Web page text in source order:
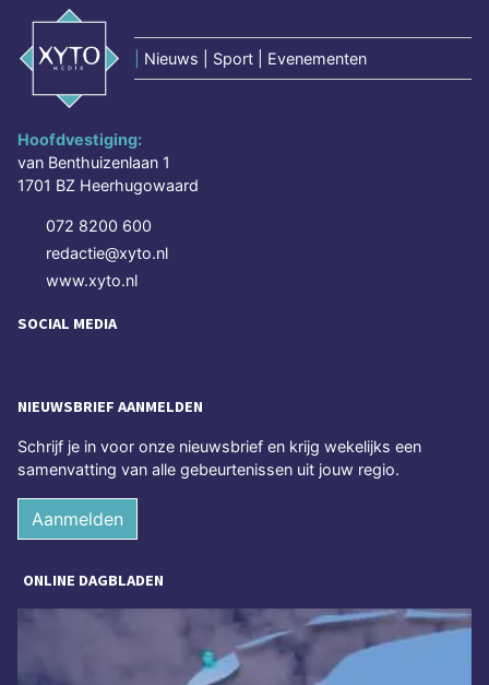
Nieuws | Sport | Evenementen
Hoofdvestiging:
van Benthuizenlaan 1
1701 BZ Heerhugowaard
072 8200 600
redactie@xyto.nl
www.xyto.nl
SOCIAL MEDIA
NIEUWSBRIEF AANMELDEN
Schrijf je in voor onze nieuwsbrief en krijg wekelijks een
samenvatting van alle gebeurtenissen uit jouw regio.
Aanmelden
ONLINE DAGBLADEN